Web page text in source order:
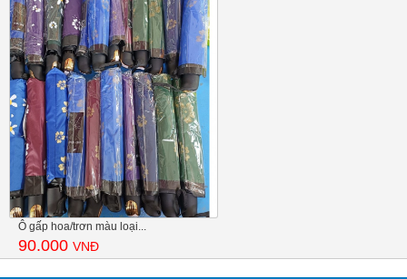
Ô gấp hoa/trơn màu loại...
90.000 VNĐ